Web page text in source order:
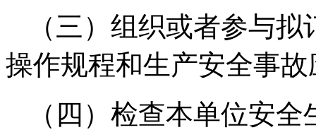
（三）组织或者参与
操作规程和生产安全事
（四）检查本单位安